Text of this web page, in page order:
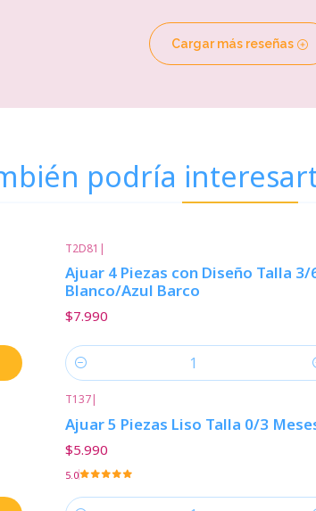
Cargar más reseñas
podría
T2D81 |
Ajuar 4 Piezas con Diseño Talla 3/
Blanco/Azul Barco
$7.990
Cantidad
T137|
Ajuar 5 Piezas Liso Talla 0/3
$5.990
5.0